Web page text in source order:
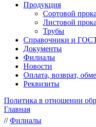
Продукция
Сортовой
Листовой
Трубы
Справочники и
Документы
Филиалы
Новости
Оплата, возврат,
Реквизиты
Политика в отношении
Главная
// Филиалы